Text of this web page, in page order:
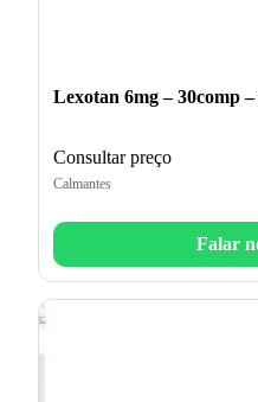
Lexotan 6mg – 30comp
Consultar preço
Calmantes
Falar